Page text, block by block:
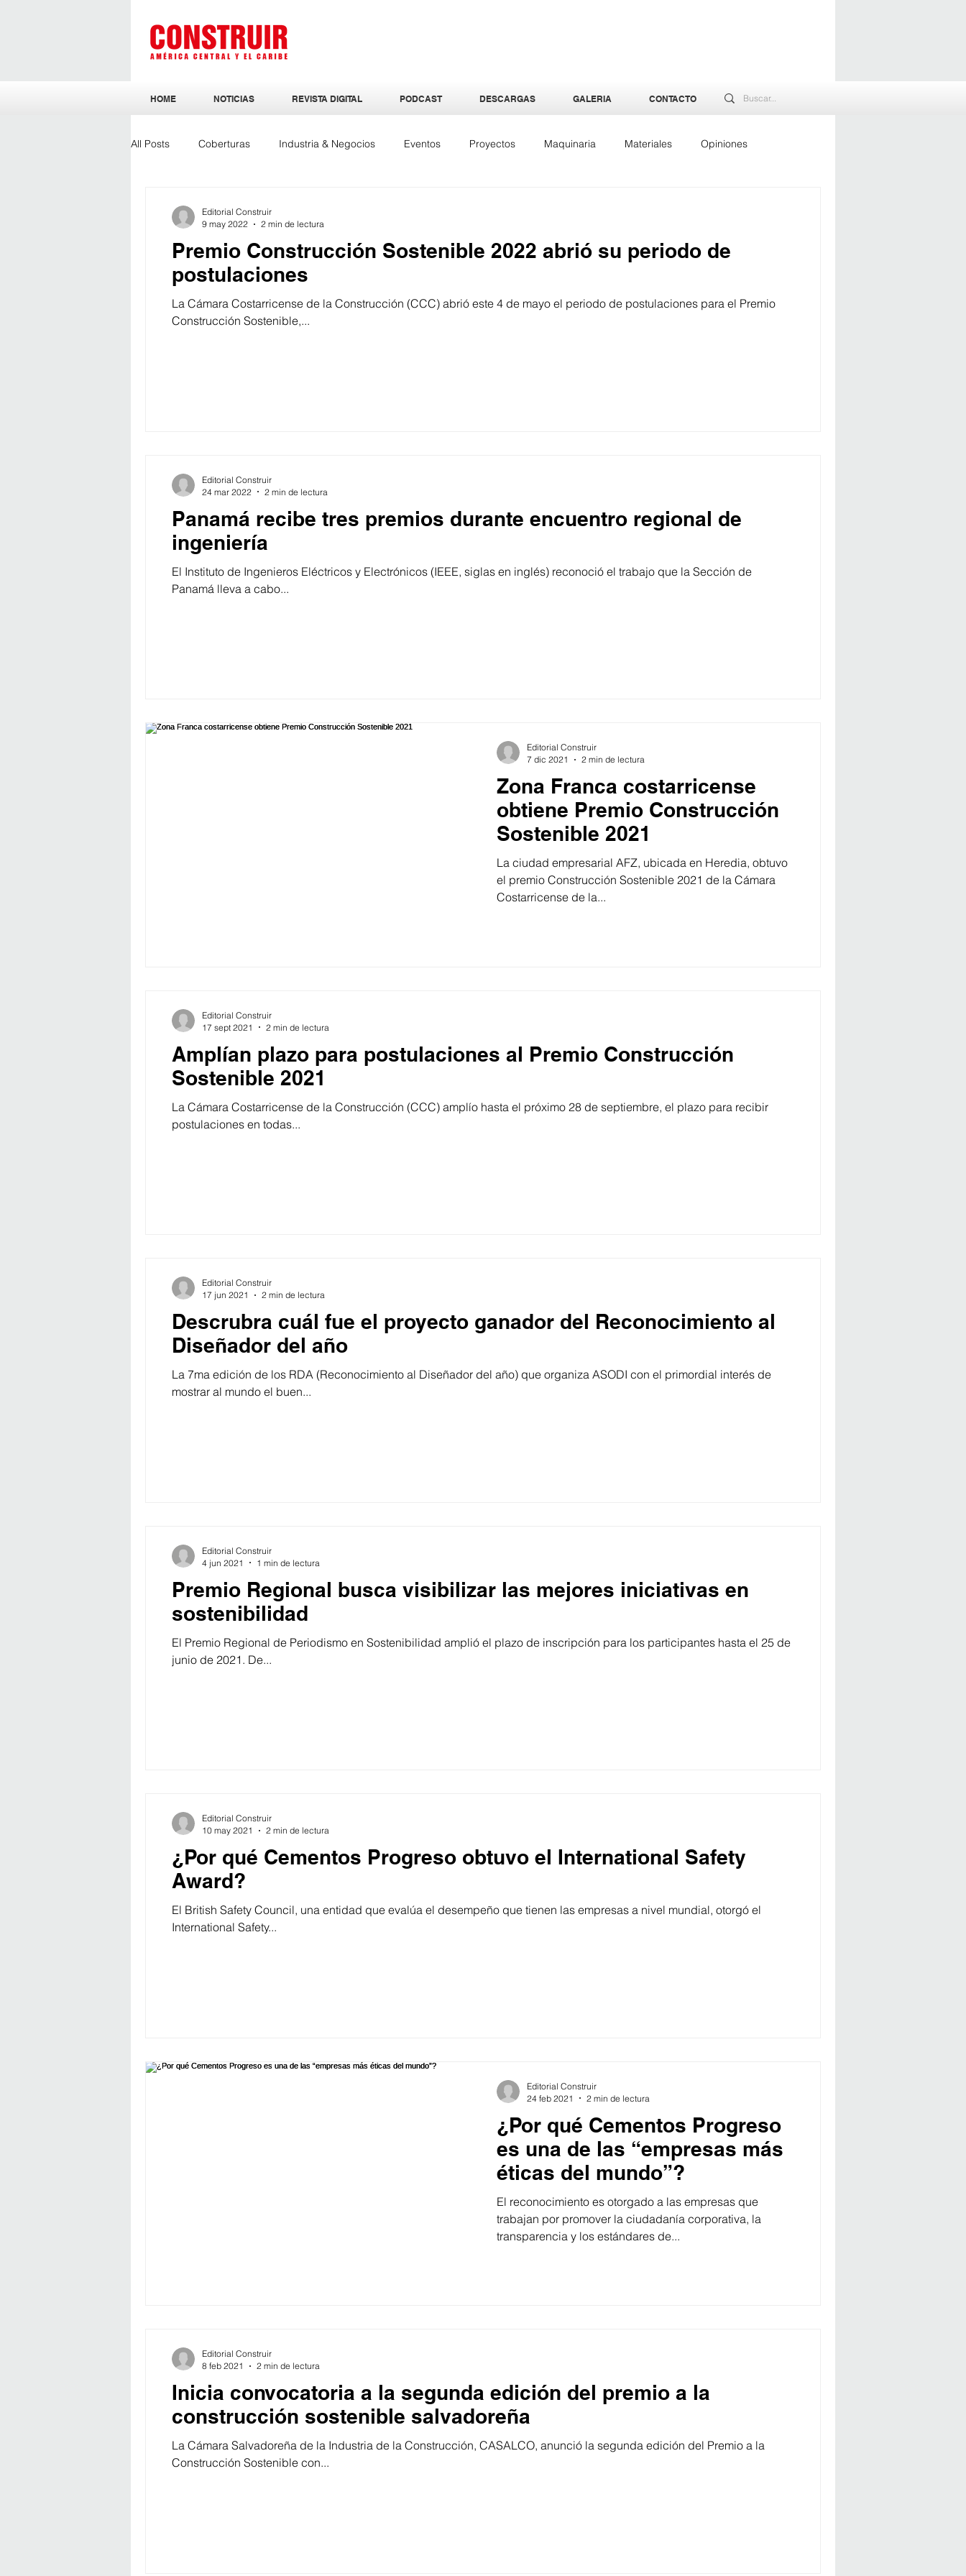
HOME NOTICIAS REVISTA DIGITAL PODCAST DESCARGAS GALERIA CONTACTO
All Posts Coberturas Industria & Negocios Eventos Proyectos Maquinaria Materiales Opiniones
Premio Construcción Sostenible 2022 abrió su periodo de
postulaciones
La Cámara Costarricense de la Construcción (CCC) abrió este 4 de mayo el periodo de postulaciones para el Premio
Construcción Sostenible,...
Editorial Construir
9 may 2022
2 min de lectura
Panamá recibe tres premios durante encuentro regional de
ingeniería
El Instituto de Ingenieros Eléctricos y Electrónicos (IEEE, siglas en inglés) reconoció el trabajo que la Sección de
Panamá lleva a cabo...
Editorial Construir
24 mar 2022
2 min de lectura
Zona Franca costarricense
obtiene Premio Construcción
Sostenible 2021
La ciudad empresarial AFZ, ubicada en Heredia, obtuvo
el premio Construcción Sostenible 2021 de la Cámara
Costarricense de la...
Editorial Construir
7 dic 2021
2 min de lectura
Amplían plazo para postulaciones al Premio Construcción
Sostenible 2021
La Cámara Costarricense de la Construcción (CCC) amplío hasta el próximo 28 de septiembre, el plazo para recibir
postulaciones en todas...
Editorial Construir
17 sept 2021
2 min de lectura
Descrubra cuál fue el proyecto ganador del Reconocimiento al
Diseñador del año
La 7ma edición de los RDA (Reconocimiento al Diseñador del año) que organiza ASODI con el primordial interés de
mostrar al mundo el buen...
Editorial Construir
17 jun 2021
2 min de lectura
Premio Regional busca visibilizar las mejores iniciativas en
sostenibilidad
El Premio Regional de Periodismo en Sostenibilidad amplió el plazo de inscripción para los participantes hasta el 25 de
junio de 2021. De...
Editorial Construir
4 jun 2021
1 min de lectura
¿Por qué Cementos Progreso obtuvo el International Safety
Award?
El British Safety Council, una entidad que evalúa el desempeño que tienen las empresas a nivel mundial, otorgó el
International Safety...
Editorial Construir
10 may 2021
2 min de lectura
¿Por qué Cementos Progreso
es una de las “empresas más
éticas del mundo”?
El reconocimiento es otorgado a las empresas que
trabajan por promover la ciudadanía corporativa, la
transparencia y los estándares de...
Editorial Construir
24 feb 2021
2 min de lectura
Inicia convocatoria a la segunda edición del premio a la
construcción sostenible salvadoreña
La Cámara Salvadoreña de la Industria de la Construcción, CASALCO, anunció la segunda edición del Premio a la
Construcción Sostenible con...
Editorial Construir
8 feb 2021
2 min de lectura